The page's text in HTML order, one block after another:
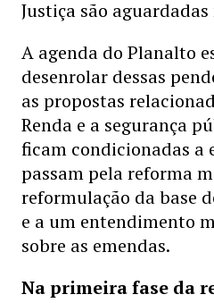
Justiça são aguardadas
A agenda do Planalto
desenrolar dessas
as propostas
Renda e a segurança
ficam condicionadas a
passam pela reforma
reformulação da base
e a um entendimento
sobre as emendas.
Na primeira fase da